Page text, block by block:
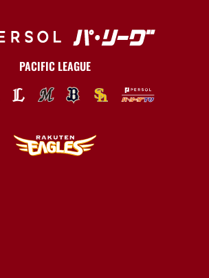
PACIFIC LEAGUE